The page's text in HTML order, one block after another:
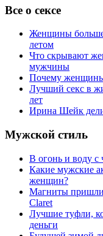
Все о сексе
Женщины больше
летом
Что скрывают
мужчины
Почему женщины
Лучший секс в
лет
Ирина Шейк
Мужской стиль
В огонь и воду с
Какие мужские
женщин?
Магниты пришли
Claret
Лучшие туфли,
деньги